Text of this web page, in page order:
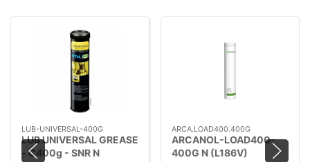
LUB-UNIVERSAL-400G
LUB UNIVERSAL GREASE
- C400g - SNR N
ARCA.LOAD400.400G
ARCANOL-LOAD400-
400G N (L186V)